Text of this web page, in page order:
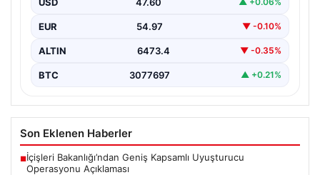
EUR 54.97 ▼ -0.10%
ALTIN 6473.4 ▼ -0.35%
BTC 3077697 ▲ +0.21%
Son Eklenen Haberler
■İçişleri Bakanlığı’ndan Geniş Kapsamlı Uyuşturucu
Operasyonu Açıklaması